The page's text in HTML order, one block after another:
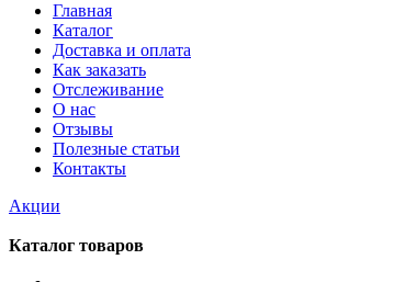
Главная
Каталог
Доставка и оплата
Как заказать
Отслеживание
О нас
Отзывы
Полезные статьи
Контакты
Акции
Каталог товаров